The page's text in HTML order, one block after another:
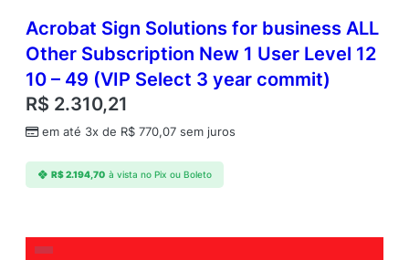
Acrobat Sign Solutions for business ALL
Other Subscription New 1 User Level 12
10 – 49 (VIP Select 3 year commit)
R$ 2.310,21
em até 3x de R$ 770,07 sem juros
R$2.194,70 à vista no Pix ou Boleto